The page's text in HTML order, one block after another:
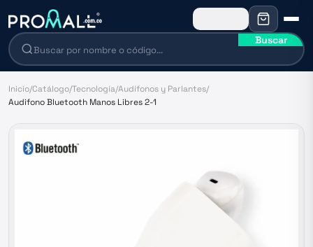
Buscar
Inicio/Catálogo/Tecnología/Audífonos y Parlantes/
Audifono Bluetooth Manos Libres 2-1